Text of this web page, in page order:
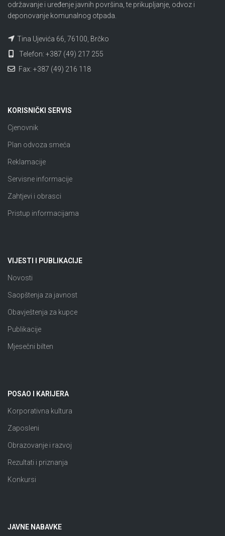
održavanje i uređenje javnih površina, te prikupljanje, odvoz i
deponovanje komunalnog otpada.
Tina Ujevića 66, 76100, Brčko
Telefon: +387 (49) 217 255
Fax: +387 (49) 216 118
KORISNIČKI SERVIS
Cjenovnik
Plan odvoza smeća
Reklamacije
Servisne informacije
Zahtjevi i obrasci
Pristup informacijama
VIJESTI I PUBLIKACIJE
Novosti
Saopštenja za javnost
Obavještenja za kupce
Publikacije
Mjesečni bilten
POSAO I KARIJERA
Korporativna kultura
Zaposleni
Obrazovanje i razvoj
Rezultati i priznanja
Konkursi
JAVNE NABAVKE